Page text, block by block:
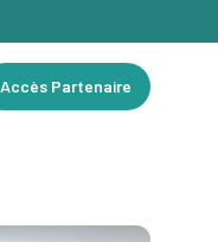
Accès Partenaire